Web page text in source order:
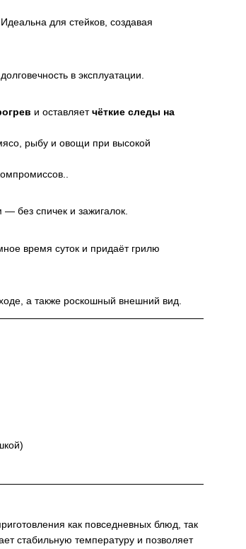
для стейков, создавая
в эксплуатации.
и оставляетчёткие следы на
рыбу и овощи при высокой
без спичек и зажигалок.
время суток и придаёт грилю
а также роскошный внешний вид.
как повседневных блюд, так
стабильную температуру и позволяет